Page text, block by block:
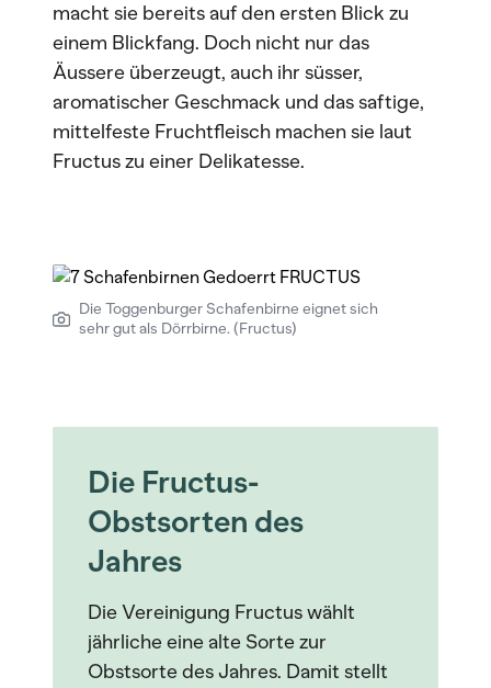
macht sie bereits auf den ersten Blick zu
einem Blickfang. Doch nicht nur das
Äussere überzeugt, auch ihr süsser,
aromatischer Geschmack und das saftige,
mittelfeste Fruchtfleisch machen sie laut
Fructus zu einer Delikatesse.
Die Toggenburger Schafenbirne eignet sich
sehr gut als Dörrbirne. (Fructus)
Die Fructus-
Obstsorten des
Jahres
Die Vereinigung Fructus wählt
jährliche eine alte Sorte zur
Obstsorte des Jahres. Damit stellt